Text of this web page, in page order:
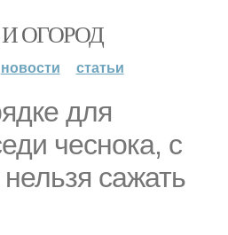
ОГОРОД
новости статьи
для
чеснока, с
сажать